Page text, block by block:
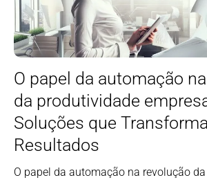
O papel da automação
da produtividade
Soluções que
Resultados
O papel da automação na revolução